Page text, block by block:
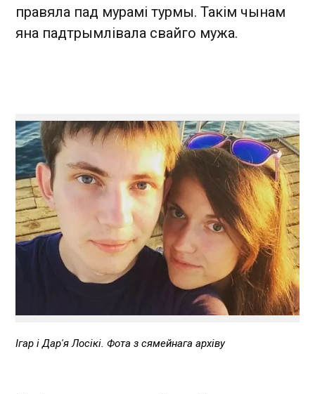
правяла пад мурамі турмы. Такім чынам
яна падтрымлівала свайго мужа.
Ігар і Дар'я Лосікі. Фота з сямейнага архіву